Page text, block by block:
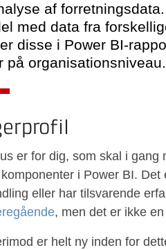
af
med data fra
disse i Power BI-
på organisationsniveau.
er for dig, som skal i
i Power BI.
eller har tilsvarende
, men det er ikke
er helt ny inden for